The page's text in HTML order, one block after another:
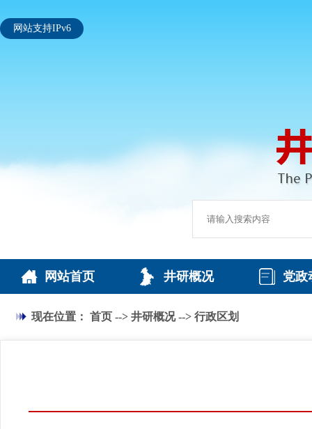
网站支持IPv6
网站首页 井研概况 党政
现在位置： 首页 --> 井研概况--> 行政区划